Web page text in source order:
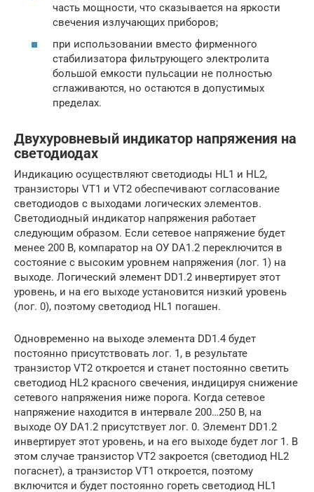
часть мощности, что сказывается на яркости
свечения излучающих приборов;
при использовании вместо фирменного
стабилизатора фильтрующего электролита
большой емкости пульсации не полностью
сглаживаются, но остаются в допустимых
пределах.
Двухуровневый индикатор напряжения на
светодиодах
Индикацию осуществляют светодиоды HL1 и HL2,
транзисторы VT1 и VT2 обеспечивают согласование
светодиодов с выходами логических элементов.
Светодиодный индикатор напряжения работает
следующим образом. Если сетевое напряжение будет
менее 200 В, компаратор на ОУ DA1.2 переключится в
состояние с высоким уровнем напряжения (лог. 1) на
выходе. Логический элемент DD1.2 инвертирует этот
уровень, и на его выходе установится низкий уровень
(лог. 0), поэтому светодиод HL1 погашен.
Одновременно на выходе элемента DD1.4 будет
постоянно присутствовать лог. 1, в результате
транзистор VT2 откроется и станет постоянно светить
светодиод HL2 красного свечения, индицируя снижение
сетевого напряжения ниже порога. Когда сетевое
напряжение находится в интервале 200…250 В, на
выходе ОУ DA1.2 присутствует лог. 0. Элемент DD1.2
инвертирует этот уровень, и на его выходе будет лог 1. В
этом случае транзистор VT2 закроется (светодиод HL2
погаснет), а транзистор VT1 откроется, поэтому
включится и будет постоянно гореть светодиод HL1